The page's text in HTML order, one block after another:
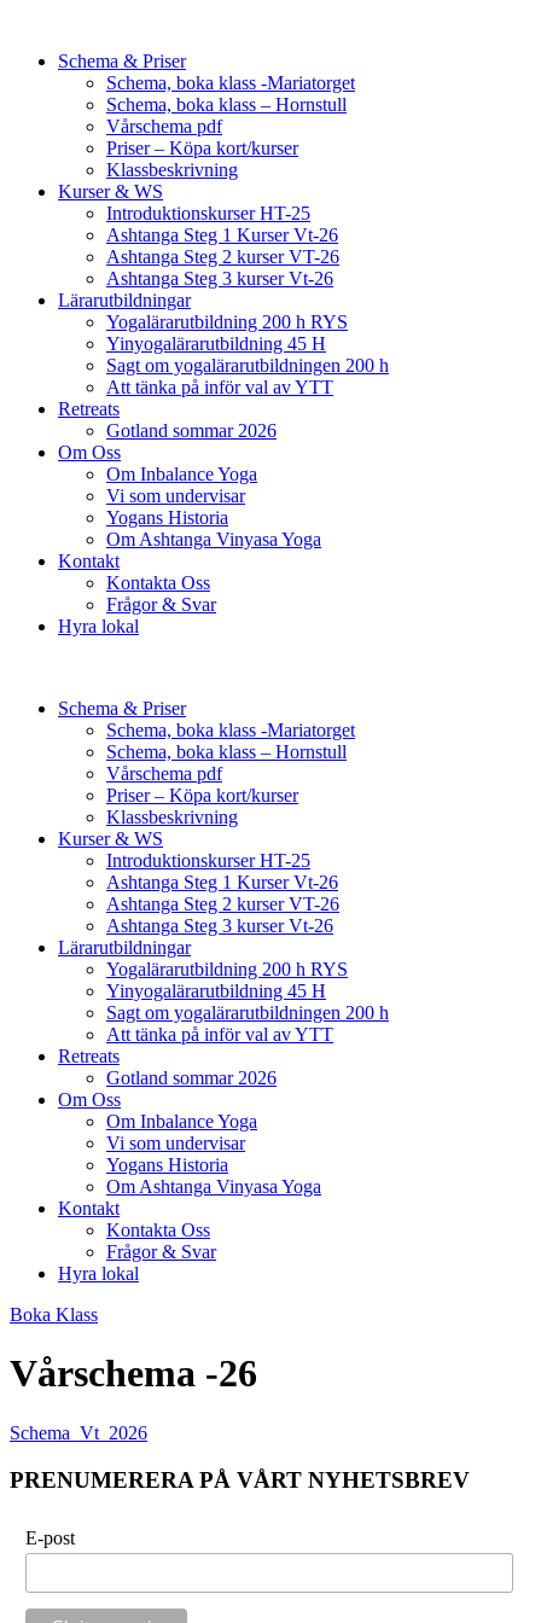
Schema & Priser
Schema, boka klass -Mariatorget
Schema, boka klass – Hornstull
Vårschema pdf
Priser – Köpa kort/kurser
Klassbeskrivning
Kurser & WS
Introduktionskurser HT-25
Ashtanga Steg 1 Kurser Vt-26
Ashtanga Steg 2 kurser VT-26
Ashtanga Steg 3 kurser Vt-26
Lärarutbildningar
Yogalärarutbildning 200 h RYS
Yinyogalärarutbildning 45 H
Sagt om yogalärarutbildningen 200 h
Att tänka på inför val av YTT
Retreats
Gotland sommar 2026
Om Oss
Om Inbalance Yoga
Vi som undervisar
Yogans Historia
Om Ashtanga Vinyasa Yoga
Kontakt
Kontakta Oss
Frågor & Svar
Hyra lokal
Schema & Priser
Schema, boka klass -Mariatorget
Schema, boka klass – Hornstull
Vårschema pdf
Priser – Köpa kort/kurser
Klassbeskrivning
Kurser & WS
Introduktionskurser HT-25
Ashtanga Steg 1 Kurser Vt-26
Ashtanga Steg 2 kurser VT-26
Ashtanga Steg 3 kurser Vt-26
Lärarutbildningar
Yogalärarutbildning 200 h RYS
Yinyogalärarutbildning 45 H
Sagt om yogalärarutbildningen 200 h
Att tänka på inför val av YTT
Retreats
Gotland sommar 2026
Om Oss
Om Inbalance Yoga
Vi som undervisar
Yogans Historia
Om Ashtanga Vinyasa Yoga
Kontakt
Kontakta Oss
Frågor & Svar
Hyra lokal
Boka Klass
Vårschema -26
Schema_Vt_2026
PRENUMERERA PÅ VÅRT NYHETSBREV
E-post